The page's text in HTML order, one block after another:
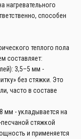
нагревательного
способен
теплого пола
составляет:
3,5–5 мм -
без стяжки. Это
часто в составе
мм - укладывается на
стяжкой
и применяется